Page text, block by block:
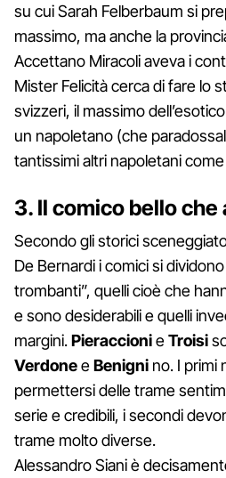
su cui Sarah Felberbaum si
massimo, ma anche la
Accettano Miracoli aveva i
Mister Felicità cerca di fare lo
svizzeri, il massimo
un napoletano (che
tantissimi altri napoletani
3. Il comico bello che
Secondo gli storici
De Bernardi i comici si
trombanti”, quelli cioè che
e sono desiderabili e quelli
margini.PieraccionieTroisi
VerdoneeBenigni no. I primi
permettersi delle trame
serie e credibili, i secondi
trame molto diverse.
Alessandro Siani è